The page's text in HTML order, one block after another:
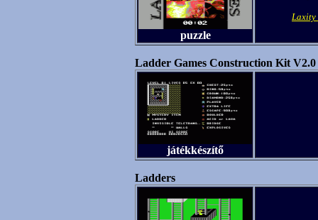
puzzle
Laxity
Ladder Games Construction Kit V2.0
játékkészítő
Ladders